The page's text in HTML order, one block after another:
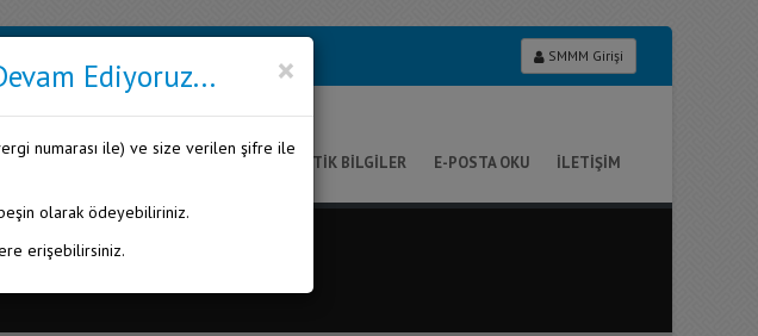
SMMM Girişi
İ.K. PRATİK BİLGİLER E-POSTA OKU İLETİŞİM
×
Ediyoruz...
numarası ile) ve size verilen şifre ile
olarak ödeyebiliriniz.
erişebilirsiniz.